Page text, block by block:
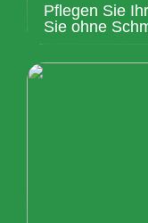
Pflegen Sie
Sie ohne